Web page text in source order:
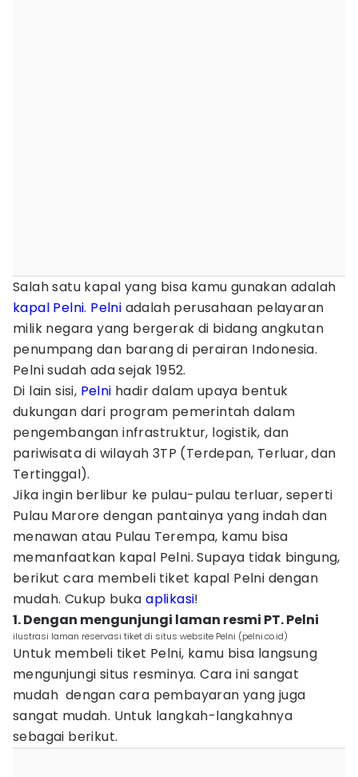
Salah satu kapal yang bisa kamu gunakan adalah
kapal Pelni. Pelni adalah perusahaan pelayaran
milik negara yang bergerak di bidang angkutan
penumpang dan barang di perairan Indonesia.
Pelni sudah ada sejak 1952.
Di lain sisi, Pelni hadir dalam upaya bentuk
dukungan dari program pemerintah dalam
pengembangan infrastruktur, logistik, dan
pariwisata di wilayah 3TP (Terdepan, Terluar, dan
Tertinggal).
Jika ingin berlibur ke pulau-pulau terluar, seperti
Pulau Marore dengan pantainya yang indah dan
menawan atau Pulau Terempa, kamu bisa
memanfaatkan kapal Pelni. Supaya tidak bingung,
berikut cara membeli tiket kapal Pelni dengan
mudah. Cukup bukaaplikasi!
1. Dengan mengunjungi laman resmi PT. Pelni
ilustrasi laman reservasi tiket di situs website Pelni (pelni.co.id)
Untuk membeli tiket Pelni, kamu bisa langsung
mengunjungi situs resminya. Cara ini sangat
mudah dengan cara pembayaran yang juga
sangat mudah. Untuk langkah-langkahnya
sebagai berikut.